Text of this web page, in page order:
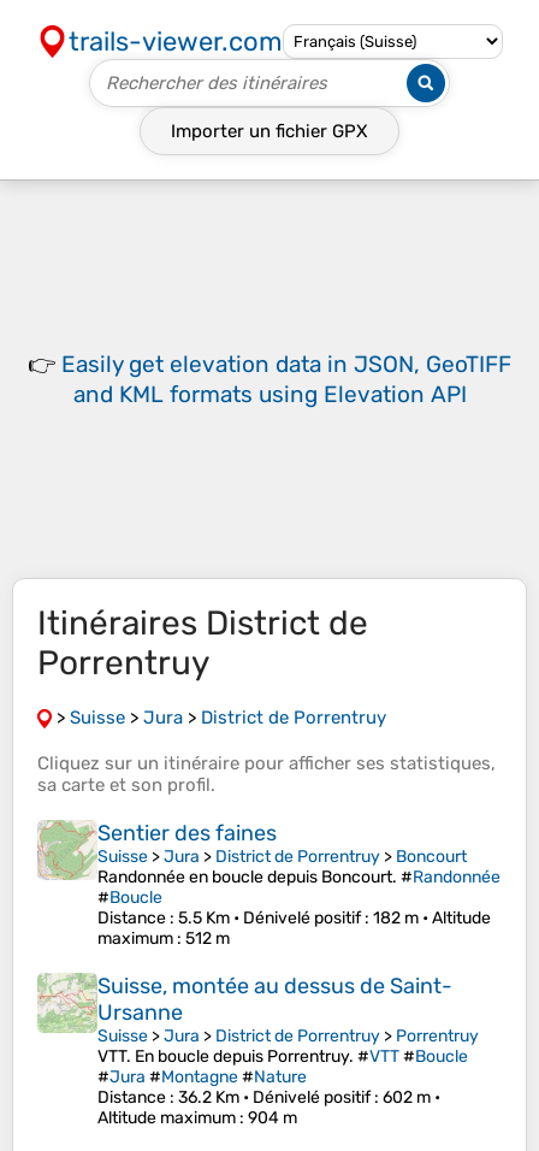
trails-viewer.com
Importer un fichier GPX
👉 Easily get elevation data in JSON, GeoTIFF
and KML formats using Elevation API
Itinéraires District de
Porrentruy
> Suisse > Jura > District de Porrentruy
Cliquez sur un itinéraire pour afficher ses statistiques,
sa carte et son profil.
Sentier des faines
Suisse >Jura > District de Porrentruy > Boncourt
Randonnée en boucle depuis Boncourt. #Randonnée
#Boucle
Distance : 5.5 Km • Dénivelé positif: 182 m •Altitude
maximum : 512 m
Suisse, montée au dessus de Saint-
Ursanne
Suisse >Jura > District de Porrentruy > Porrentruy
VTT. En boucle depuis Porrentruy. #VTT#Boucle
#Jura #Montagne#Nature
Distance : 36.2 Km • Dénivelé positif: 602 m •
Altitude maximum : 904 m